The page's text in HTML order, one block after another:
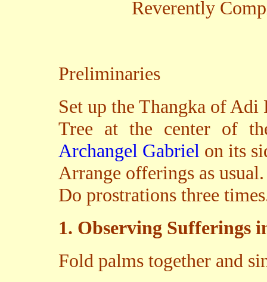
Reverently
Preliminaries
Set up the Thangka of
Tree at the center of
Archangel Gabriel on its
Arrange offerings as
Do prostrations three
1. Observing Sufferings
Fold palms together and